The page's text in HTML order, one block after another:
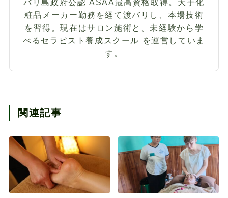
バリ島政府公認 ASAA最高資格取得。大手化
粧品メーカー勤務を経て渡バリし、本場技術
を習得。現在はサロン施術と、未経験から学
べるセラピスト養成スクール を運営していま
す。
関連記事